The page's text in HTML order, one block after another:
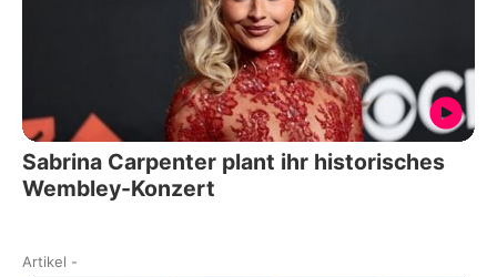
Sabrina Carpenter plant ihr historisches
Wembley-Konzert
Artikel -